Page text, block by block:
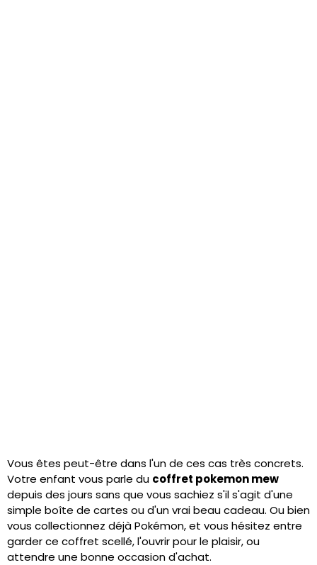
Vous êtes peut-être dans l'un de ces cas très concrets.
Votre enfant vous parle du coffret pokemon mew
depuis des jours sans que vous sachiez s'il s'agit d'une
simple boîte de cartes ou d'un vrai beau cadeau. Ou bien
vous collectionnez déjà Pokémon, et vous hésitez entre
garder ce coffret scellé, l'ouvrir pour le plaisir, ou
attendre une bonne occasion d'achat.